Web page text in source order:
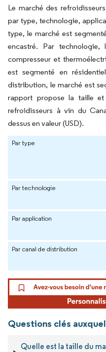
Le marché des
par type, technologie,
type, le marché est
encastré. Par
compresseur et
est segmenté en
distribution, le marché est
rapport propose la taille
refroidisseurs à vin du
dessus en valeur (USD).
Par type
Par technologie
Par application
Par canal de distribution
Questions clés
Quelle est la taille du